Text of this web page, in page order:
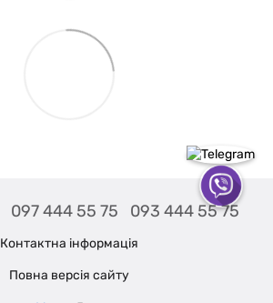
097 444 55 75 093 444 55 75
Контактна інформація
Повна версія сайту